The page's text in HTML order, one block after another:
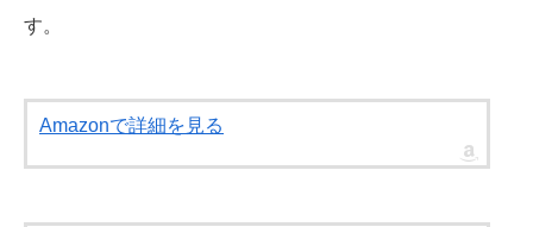
す。
Amazonで詳細を見る